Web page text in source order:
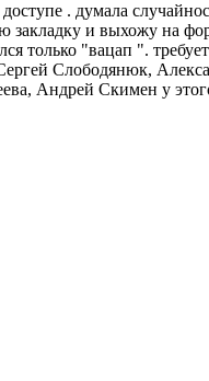
. думала
закладку и выхожу на
только "вацап ".
Слободянюк,
, Андрей Скимен у